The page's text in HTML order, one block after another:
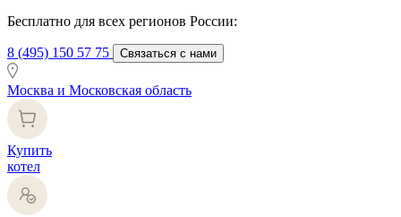
Бесплатно для всех регионов России:
8 (495) 150 57 75 Связаться с нами
Москва и Московская область
Купить
котел